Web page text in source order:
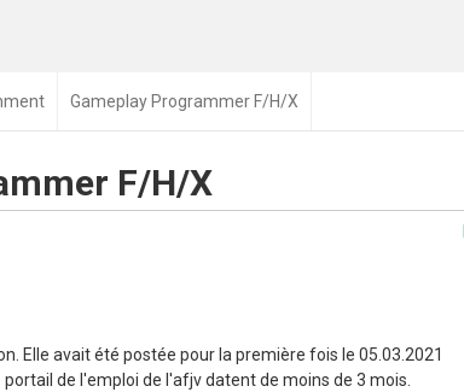
Gameplay Programmer F/H/X
F/H/X
Elle avait été postée pour la première fois le 05.03.2021
de l'emploi de l'afjv datent de moins de 3 mois.